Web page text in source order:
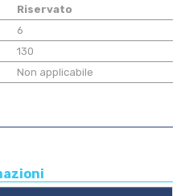
Riservato
6
130
Non applicabile